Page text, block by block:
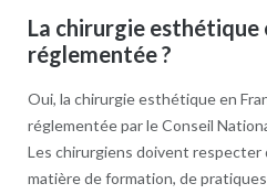
La chirurgie esthétique
réglementée ?
Oui, la chirurgie esthétique en
réglementée par le Conseil
Les chirurgiens doivent respecter
matière de formation, de